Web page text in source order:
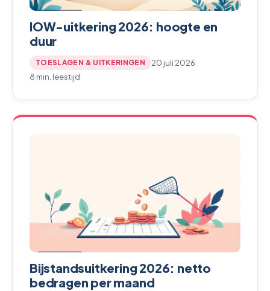
IOW-uitkering 2026: hoogte en
duur
TOESLAGEN & UITKERINGEN
20 juli 2026
8 min. leestijd
Bijstandsuitkering 2026: netto
bedragen per maand